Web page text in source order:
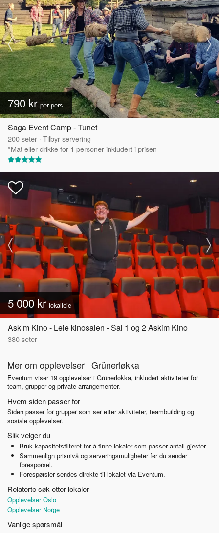
790 kr per pers.
Saga Event Camp - Tunet
200seter · Tilbyr servering
*Mat eller drikke for 1 personer inkludert i prisen
5 000 krlokalleie
Askim Kino - Leie kinosalen - Sal 1 og 2 Askim Kino
380seter
Mer om opplevelser i Grünerløkka
Eventum viser 19 opplevelser i Grünerløkka, inkludert aktiviteter for
team, grupper og private arrangementer.
Hvem siden passer for
Siden passer for grupper som ser etter aktiviteter, teambuilding og
sosiale opplevelser.
Slik velger du
Bruk kapasitetsfilteret for å finne lokaler som passer antall gjester.
Sammenlign prisnivå og serveringsmuligheter før du sender
forespørsel.
Forespørsler sendes direkte til lokalet via Eventum.
Relaterte søk etter lokaler
Opplevelser Oslo
Opplevelser Norge
Vanlige spørsmål